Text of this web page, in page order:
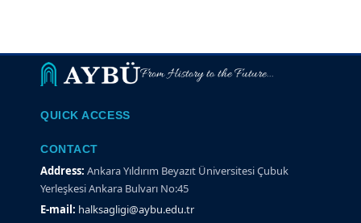
From History to the Future...
QUICK ACCESS
CONTACT
Address: Ankara Yıldırım Beyazıt Üniversitesi Çubuk
Yerleşkesi Ankara Bulvarı No:45
E-mail: halksagligi@aybu.edu.tr